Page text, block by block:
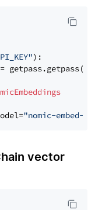
):
getpass.getpass(
"nomic-embed-
vector